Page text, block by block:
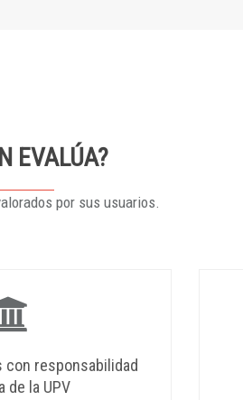
EVALÚA?
por sus usuarios.
con responsabilidad
de la UPV